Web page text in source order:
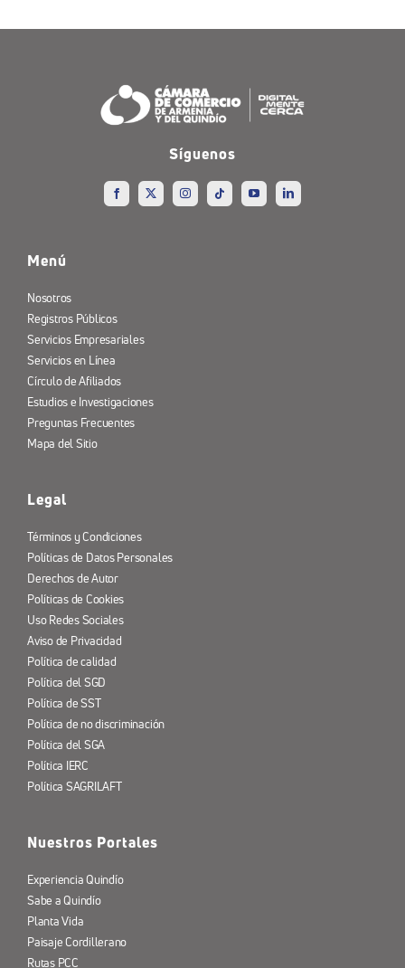
Síguenos
Menú
Nosotros
Registros Públicos
Servicios Empresariales
Servicios en Línea
Círculo de Afiliados
Estudios e Investigaciones
Preguntas Frecuentes
Mapa del Sitio
Legal
Términos y Condiciones
Políticas de Datos Personales
Derechos de Autor
Políticas de Cookies
Uso Redes Sociales
Aviso de Privacidad
Política de calidad
Política del SGD
Política de SST
Política de no discriminación
Política del SGA
Política IERC
Política SAGRILAFT
Nuestros Portales
Experiencia Quindío
Sabe a Quindío
Planta Vida
Paisaje Cordillerano
Rutas PCC